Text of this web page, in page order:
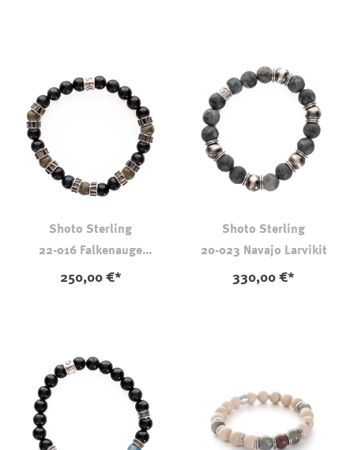
Shoto Sterling
22-016 Falkenauge
250,00 €*
Shoto Sterling
20-023 Navajo Larvikit
330,00 €*